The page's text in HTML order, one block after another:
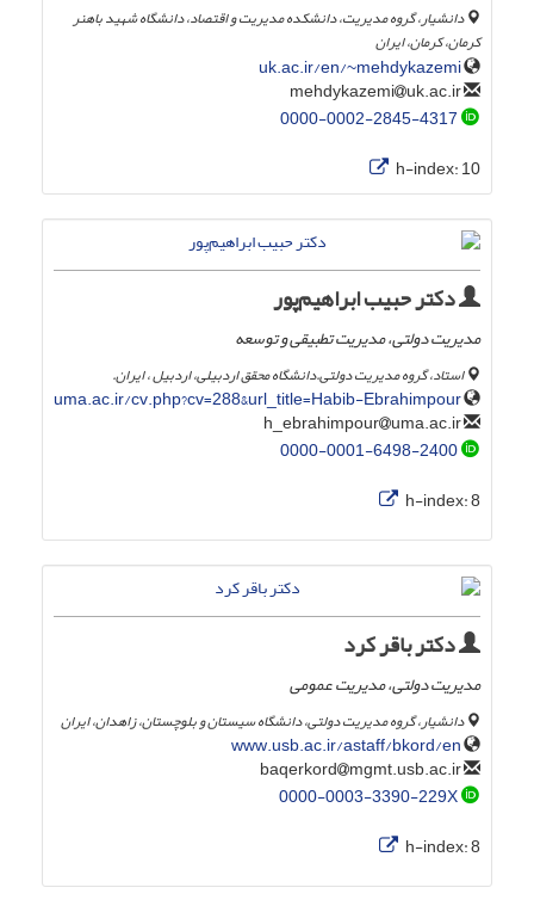
دانشیار، گروه مدیریت، دانشکده مدیریت و اقتصاد، دانشگاه شهید باهنر
کرمان، کرمان، ایران
uk.ac.ir/en/~mehdykazemi
uk.ac.ir
0000-0002-2845-4317
h-index:10
دکتر حبیب ابراهیم‌پور
مدیریت دولتی، مدیریت تطبیقی و توسعه
استاد، گروه مدیریت دولتی.دانشگاه محقق اردبیلی، اردبیل ، ایران.
uma.ac.ir/cv.php?cv=288&url_title=Habib-Ebrahimpour
uma.ac.ir
0000-0001-6498-2400
h-index:8
دکتر باقر کرد
مدیریت دولتی، مدیریت عمومی
دانشیار، گروه مدیریت دولتی، دانشگاه سیستان و بلوچستان، زاهدان، ایران
www.usb.ac.ir/astaff/bkord/en
mgmt.usb.ac.ir
0000-0003-3390-229X
h-index:8